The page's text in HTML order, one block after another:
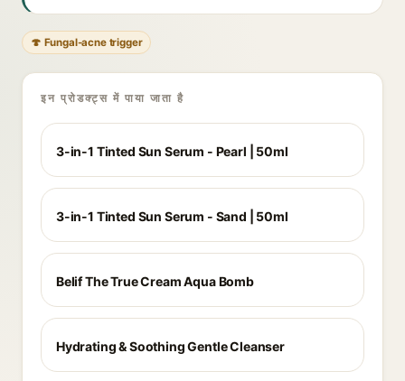
🍄 Fungal-acne trigger
इन प्रोडक्ट्स में पाया जाता है
3-in-1 Tinted Sun Serum - Pearl | 50ml
3-in-1 Tinted Sun Serum - Sand | 50ml
Belif The True Cream Aqua Bomb
Hydrating & Soothing Gentle Cleanser